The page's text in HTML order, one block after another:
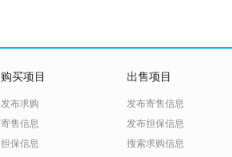
购买项目
发布求购
寄售信息
担保信息
出售项目
发布寄售信息
发布担保信息
搜索求购信息